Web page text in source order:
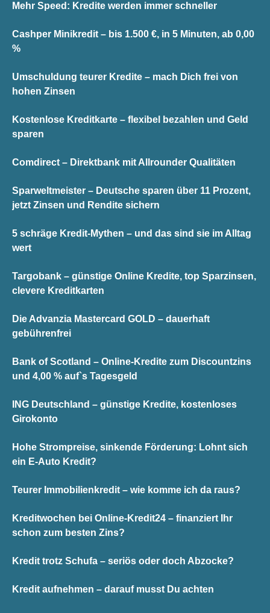
Mehr Speed: Kredite werden immer schneller
Cashper Minikredit – bis 1.500 €, in 5 Minuten, ab 0,00
%
Umschuldung teurer Kredite – mach Dich frei von
hohen Zinsen
Kostenlose Kreditkarte – flexibel bezahlen und Geld
sparen
Comdirect – Direktbank mit Allrounder Qualitäten
Sparweltmeister – Deutsche sparen über 11 Prozent,
jetzt Zinsen und Rendite sichern
5 schräge Kredit-Mythen – und das sind sie im Alltag
wert
Targobank – günstige Online Kredite, top Sparzinsen,
clevere Kreditkarten
Die Advanzia Mastercard GOLD – dauerhaft
gebührenfrei
Bank of Scotland – Online-Kredite zum Discountzins
und 4,00 % auf`s Tagesgeld
ING Deutschland – günstige Kredite, kostenloses
Girokonto
Hohe Strompreise, sinkende Förderung: Lohnt sich
ein E-Auto Kredit?
Teurer Immobilienkredit – wie komme ich da raus?
Kreditwochen bei Online-Kredit24 – finanziert Ihr
schon zum besten Zins?
Kredit trotz Schufa – seriös oder doch Abzocke?
Kredit aufnehmen – darauf musst Du achten